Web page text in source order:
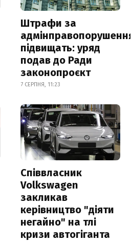
Штрафи за
адмінправопорушення
підвищать: уряд
подав до Ради
законопроєкт
7 СЕРПНЯ, 11:23
Співвласник
Volkswagen
закликав
керівництво "діяти
негайно" на тлі
кризи автогіганта